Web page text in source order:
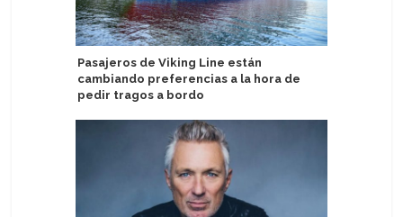
Pasajeros de Viking Line están
cambiando preferencias a la hora de
pedir tragos a bordo